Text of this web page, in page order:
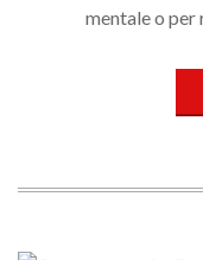
mentale o per